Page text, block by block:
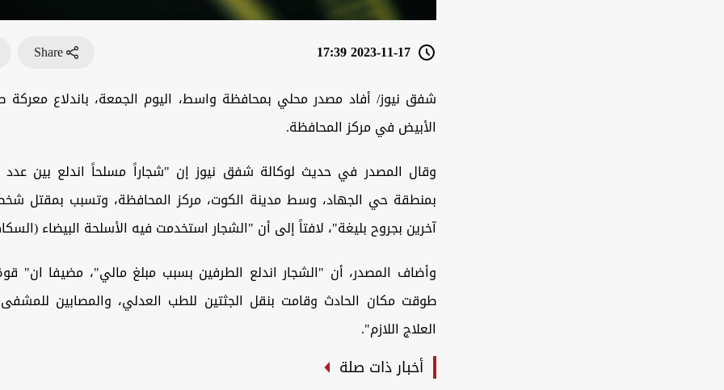
2023-11-17 17:39
Share
شفق نيوز/ أفاد مصدر محلي بمحافظة واسط، اليوم الجمعة، باندلاع معركة
الأبيض في مركز المحافظة.
وقال المصدر في حديث لوكالة شفق نيوز إن "شجاراً مسلحاً اندلع بين
آخرين بجروح بليغة"، لافتاً إلى أن "الشجار استخدمت فيه الأسلحة البيضاء
وأضاف المصدر، أن "الشجار اندلع الطرفين بسبب مبلغ مالي"، مضيفا ان"
طوقت مكان الحادث وقامت بنقل الجثتين للطب العدلي، والمصابين
العلاج اللازم".
أخبار ذات صلة